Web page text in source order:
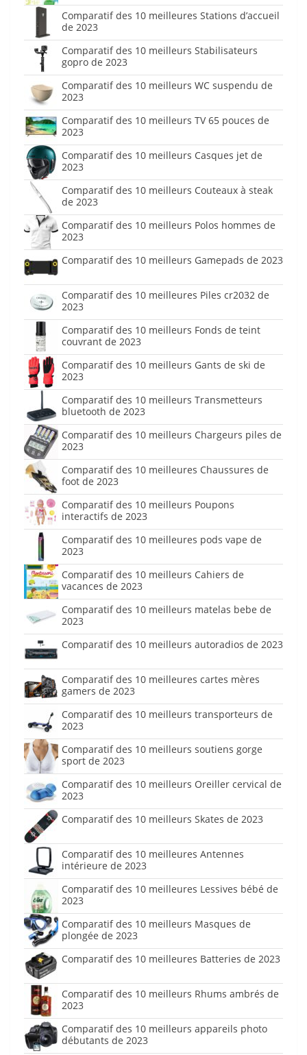
Comparatif des 10 meilleures Stations d’accueil
de 2023
Comparatif des 10 meilleurs Stabilisateurs
gopro de 2023
Comparatif des 10 meilleurs WC suspendu de
2023
Comparatif des 10 meilleurs TV 65 pouces de
2023
Comparatif des 10 meilleurs Casques jet de
2023
Comparatif des 10 meilleurs Couteaux à steak
de 2023
Comparatif des 10 meilleurs Polos hommes de
2023
Comparatif des 10 meilleurs Gamepads de 2023
Comparatif des 10 meilleures Piles cr2032 de
2023
Comparatif des 10 meilleurs Fonds de teint
couvrant de 2023
Comparatif des 10 meilleurs Gants de ski de
2023
Comparatif des 10 meilleurs Transmetteurs
bluetooth de 2023
Comparatif des 10 meilleurs Chargeurs piles de
2023
Comparatif des 10 meilleures Chaussures de
foot de 2023
Comparatif des 10 meilleurs Poupons
interactifs de 2023
Comparatif des 10 meilleures pods vape de
2023
Comparatif des 10 meilleurs Cahiers de
vacances de 2023
Comparatif des 10 meilleurs matelas bebe de
2023
Comparatif des 10 meilleurs autoradios de 2023
Comparatif des 10 meilleures cartes mères
gamers de 2023
Comparatif des 10 meilleurs transporteurs de
2023
Comparatif des 10 meilleurs soutiens gorge
sport de 2023
Comparatif des 10 meilleurs Oreiller cervical de
2023
Comparatif des 10 meilleurs Skates de 2023
Comparatif des 10 meilleures Antennes
intérieure de 2023
Comparatif des 10 meilleures Lessives bébé de
2023
Comparatif des 10 meilleurs Masques de
plongée de 2023
Comparatif des 10 meilleures Batteries de 2023
Comparatif des 10 meilleurs Rhums ambrés de
2023
Comparatif des 10 meilleurs appareils photo
débutants de 2023